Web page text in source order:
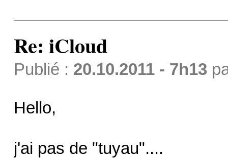
Re: iCloud
Publié : 20.10.2011 - 7h13
Hello,
j'ai pas de "tuyau"....